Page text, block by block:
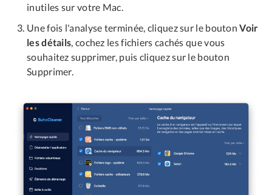
inutiles sur votre Mac.
Une fois l'analyse terminée, cliquez sur le boutonVoir
les détails, cochez les fichiers cachés que vous
souhaitez supprimer, puis cliquez sur le bouton
Supprimer.